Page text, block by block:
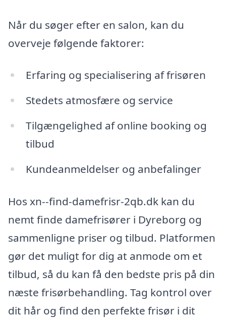
Når du søger efter en salon, kan du
overveje følgende faktorer:
Erfaring og specialisering af frisøren
Stedets atmosfære og service
Tilgængelighed af online booking og
tilbud
Kundeanmeldelser og anbefalinger
Hos xn--find-damefrisr-2qb.dk kan du
nemt finde damefrisører i Dyreborg og
sammenligne priser og tilbud. Platformen
gør det muligt for dig at anmode om et
tilbud, så du kan få den bedste pris på din
næste frisørbehandling. Tag kontrol over
dit hår og find den perfekte frisør i dit